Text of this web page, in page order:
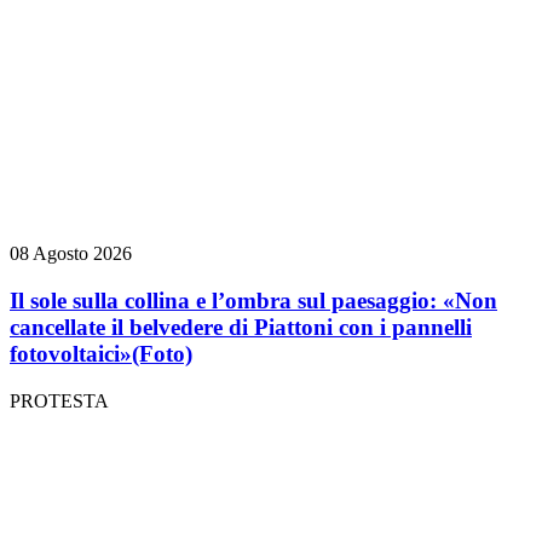
08 Agosto 2026
Il sole sulla collina e l’ombra sul paesaggio: «Non
cancellate il belvedere di Piattoni con i pannelli
fotovoltaici»(Foto)
PROTESTA